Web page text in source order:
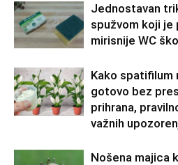
Jednostavan
spužvom koji je
mirisnije WC
Kako
gotovo bez
prihrana,
važnih
Nošena majica